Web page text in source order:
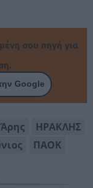
σου πηγή για
Google
Άρης
ΗΡΑΚΛΗΣ
ΠΑΟΚ